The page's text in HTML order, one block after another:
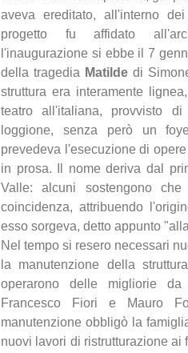
aveva ereditato, all'interno
progetto fu affidato
l'inaugurazione si ebbe il 7
della tragedia Matilde di
struttura era interamente
teatro all'italiana, provvisto
loggione, senza però un
prevedeva l'esecuzione di
in prosa. Il nome deriva dal
Valle: alcuni sostengono
coincidenza, attribuendo
esso sorgeva, detto appunto
Nel tempo si resero necessari
la manutenzione della
operarono delle migliorie
Francesco Fiori e Mauro
manutenzione obbligò la
nuovi lavori di ristrutturazione